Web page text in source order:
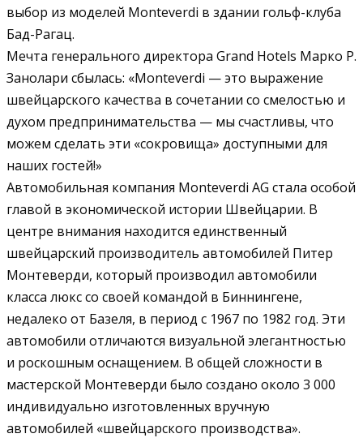
выбор из моделей Monteverdi в здании гольф-клуба
Бад-Рагац.
Мечта генерального директора Grand Hotels Марко Р.
Занолари сбылась: «Monteverdi — это выражение
швейцарского качества в сочетании со смелостью и
духом предпринимательства — мы счастливы, что
можем сделать эти «сокровища» доступными для
наших гостей!»
Автомобильная компания Monteverdi AG стала особой
главой в экономической истории Швейцарии. В
центре внимания находится единственный
швейцарский производитель автомобилей Питер
Монтеверди, который производил автомобили
класса люкс со своей командой в Биннингене,
недалеко от Базеля, в период с 1967 по 1982 год. Эти
автомобили отличаются визуальной элегантностью
и роскошным оснащением. В общей сложности в
мастерской Монтеверди было создано около 3 000
индивидуально изготовленных вручную
автомобилей «швейцарского производства».